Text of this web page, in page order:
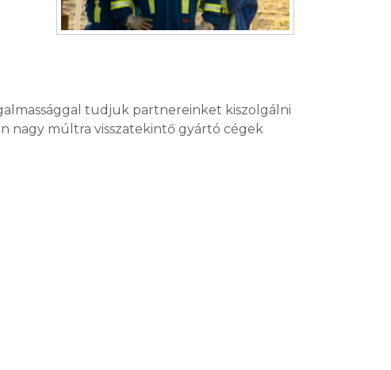
tudjuk partnereinket kiszolgálni
nagy múltra visszatekintő gyártó cégek